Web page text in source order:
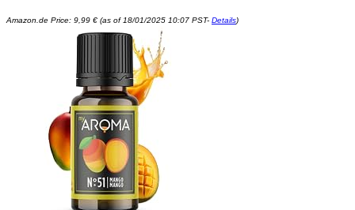
Amazon.de Price: 9,99 € (as of 18/01/2025 10:07 PST- Details)